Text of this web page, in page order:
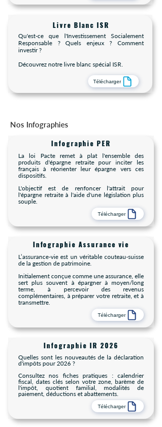
Livre Blanc ISR
Qu'est-ce que l'Investissement Socialement
Responsable ? Quels enjeux ? Comment
investir ?
Découvrez notre livre blanc spécial ISR.
Télécharger
Nos Infographies
Infographie PER
La loi Pacte remet à plat l'ensemble des
produits d'épargne retraite pour inciter les
français à réorienter leur épargne vers ces
dispositifs.
L'objectif est de renfoncer l'attrait pour
l'épargne retraite à l'aide d'une législation plus
souple.
Télécharger
Infographie Assurance vie
L’assurance-vie est un véritable couteau-suisse
de la gestion de patrimoine.
Initialement conçue comme une assurance, elle
sert plus souvent à épargner à moyen/long
terme, à percevoir des revenus
complémentaires, à préparer votre retraite, et à
transmettre.
Télécharger
Infographie IR 2026
Quelles sont les nouveautés de la déclaration
d'impôts pour 2026 ?
Consultez nos fiches pratiques : calendrier
fiscal, dates clés selon votre zone, barème de
l'impôt, quotient familial, modalités de
paiement, déductions et abattements.
Télécharger